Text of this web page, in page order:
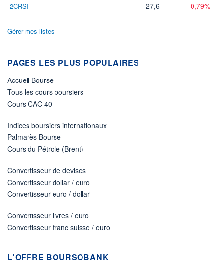
2CRSI 27,6 -0,79%
Gérer mes listes
PAGES LES PLUS POPULAIRES
Accueil Bourse
Tous les cours boursiers
Cours CAC 40
Indices boursiers internationaux
Palmarès Bourse
Cours du Pétrole (Brent)
Convertisseur de devises
Convertisseur dollar / euro
Convertisseur euro / dollar
Convertisseur livres / euro
Convertisseur franc suisse / euro
L'OFFRE BOURSOBANK